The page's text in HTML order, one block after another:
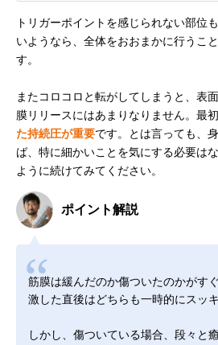
トリガーポイントを感じられない部位
いようなら、全体をおおまかに行うこ
す。
またコロコロと転がしてしまうと、表
膜リリースにはあまりなりません。最
た持続圧が重要です。とは言っても、
ば、特に細かいことを気にする必要は
ように続けてみてください。
ポイント解説
筋膜は緩んだのか傷ついたのかがす
激した直後はどちらも一時的にスッキ
しかし、傷ついている場合、段々と